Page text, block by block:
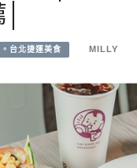
台北捷運美食 MILLY